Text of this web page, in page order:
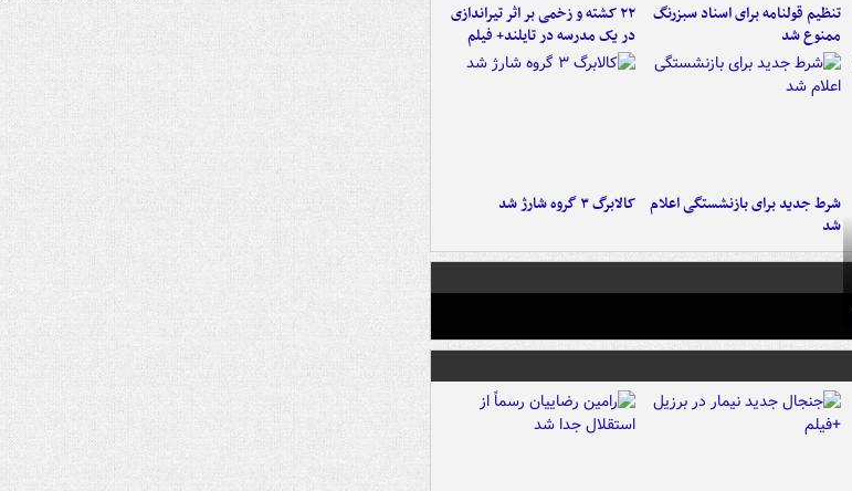
تنظیم قولنامه برای اسناد سبزرنگ
ممنوع شد
۲۲ کشته و زخمی بر اثر تیراندازی
در یک مدرسه در تایلند+ فیلم
شرط جدید برای بازنشستگی اعلام
شد
کالابرگ ۳ گروه شارژ شد